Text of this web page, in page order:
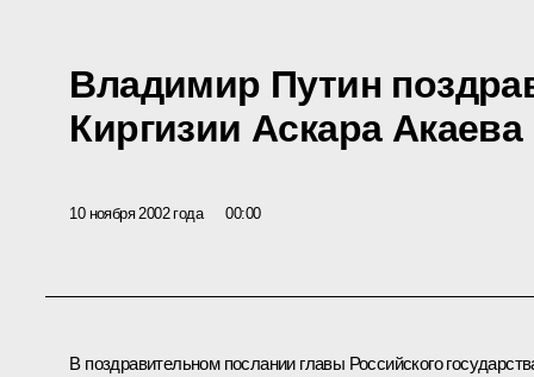
Владимир Путин
Киргизии Аскара
10 ноября 2002 года 00:00
В поздравительном послании главы Российского